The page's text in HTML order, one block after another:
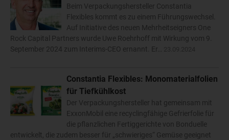
Beim Verpackungshersteller Constantia
Flexibles kommt es zu einem Führungswechsel.
Auf Initiative des neuen Mehrheitseigners One
Rock Capital Partners wurde Uwe Roehrhoff mit Wirkung vom 9.
September 2024 zum Interims-CEO ernannt. Er…
Constantia Flexibles: Monomaterialfolien
für Tiefkühlkost
Der Verpackungshersteller hat gemeinsam mit
ExxonMobil eine recyclingfähige Gefrierfolie für
die pflanzlichen Fertiggerichte von Bonduelle
entwickelt, die zudem besser für „schwieriges“ Gemüse geeignet